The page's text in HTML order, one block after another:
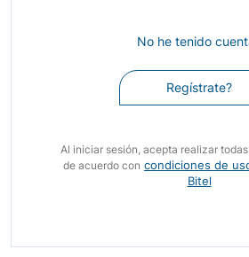
No he tenido
Regístrate?
Al iniciar sesión, acepta realizar
de acuerdo con condiciones de
Bitel